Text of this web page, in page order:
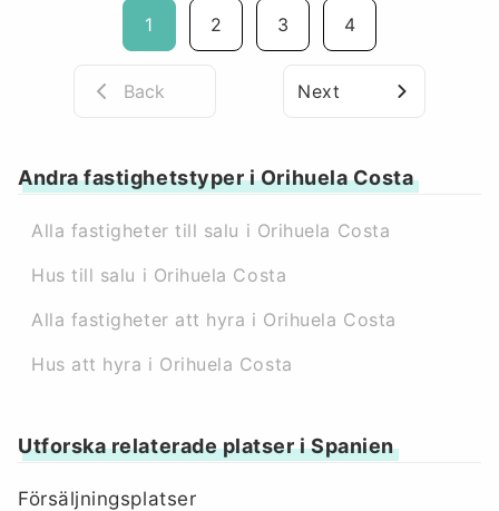
1 2 3 4
Back Next
Andra fastighetstyper i Orihuela Costa
Alla fastigheter till salu i Orihuela Costa
Hus till salu i Orihuela Costa
Alla fastigheter att hyra i Orihuela Costa
Hus att hyra i Orihuela Costa
Utforska relaterade platser i Spanien
Försäljningsplatser